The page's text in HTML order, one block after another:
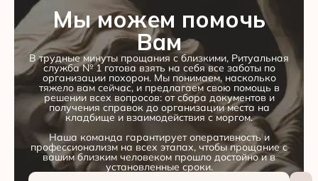
Мы можем помочь
Вам
В трудные минуты прощания с близкими, Ритуальная
служба № 1 готова взять на себя все заботы по
организации похорон. Мы понимаем, насколько
тяжело вам сейчас, и предлагаем свою помощь в
решении всех вопросов: от сбора документов и
получения справок до организации места на
кладбище и взаимодействия с моргом.
Наша команда гарантирует оперативность и
профессионализм на всех этапах, чтобы прощание с
вашим близким человеком прошло достойно и в
установленные сроки.